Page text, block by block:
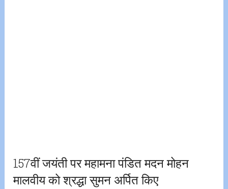
157वीं जयंती पर महामना पंडित मदन मोहन
मालवीय को श्रद्धा सुमन अर्पित किए